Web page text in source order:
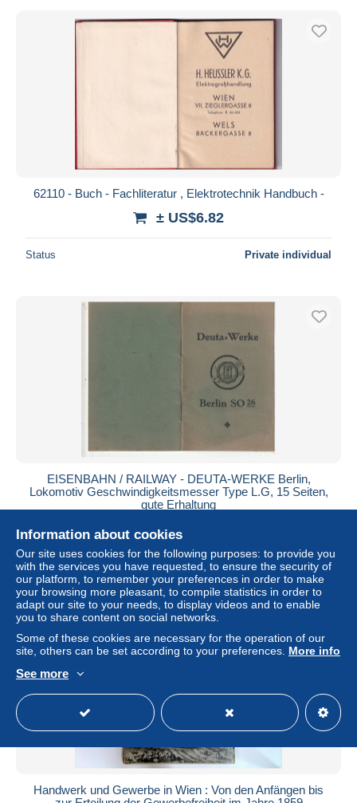
62110 - Buch - Fachliteratur , Elektrotechnik Handbuch -
± US$6.82
Status Private individual
EISENBAHN / RAILWAY - DEUTA-WERKE Berlin,
Lokomotiv Geschwindigkeitsmesser Type L.G, 15 Seiten,
gute Erhaltung
± US$23.11
Status Private individual
Handwerk und Gewerbe in Wien : Von den Anfängen bis
Information about cookies
Our site uses cookies for the following purposes: to provide you
with the services you have requested, to ensure the security of
our platform, to remember your preferences in order to make
your browsing more pleasant, to compile statistics in order to
adapt our site to your needs, to display videos and to enable
you to share content on social networks.
Some of these cookies are necessary for the operation of our
site, others can be set according to your preferences. More info
See more